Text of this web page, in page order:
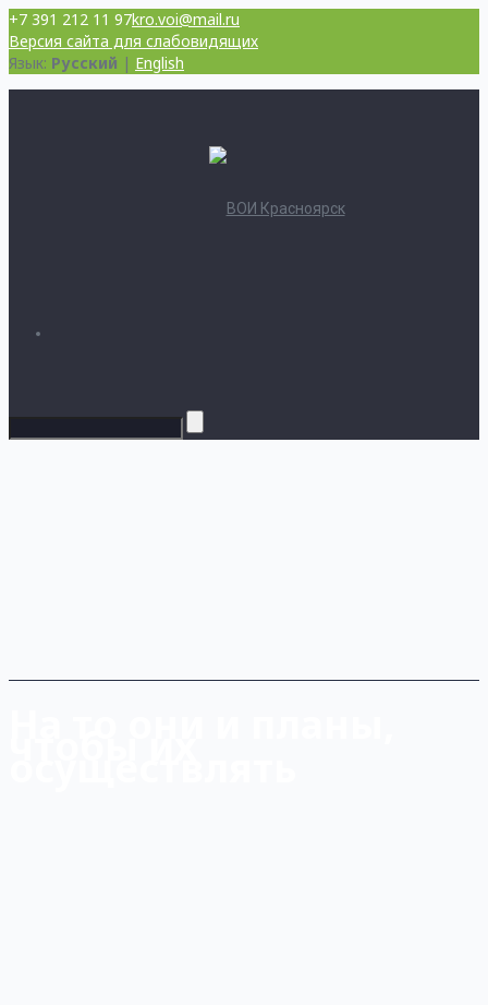
+7 391 212 11 97kro.voi@mail.ru
Версия сайта для слабовидящих
Язык: Русский | English